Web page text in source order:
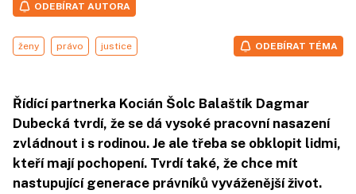
ODEBÍRAT AUTORA
ženy právo justice ODEBÍRAT TÉMA
Řídící partnerka Kocián Šolc Balaštík Dagmar
Dubecká tvrdí, že se dá vysoké pracovní nasazení
zvládnout i s rodinou. Je ale třeba se obklopit lidmi,
kteří mají pochopení. Tvrdí také, že chce mít
nastupující generace právníků vyváženější život.